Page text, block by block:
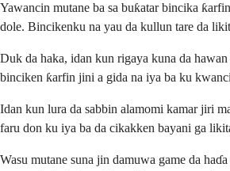
Yawancin mutane ba sa buƙatar bincika
dole. Bincikenku na yau da kullun tare da
Duk da haka, idan kun rigaya kuna da
binciken ƙarfin jini a gida na iya ba ku
Idan kun lura da sabbin alamomi kamar jiri
faru don ku iya ba da cikakken bayani ga
Wasu mutane suna jin damuwa game da